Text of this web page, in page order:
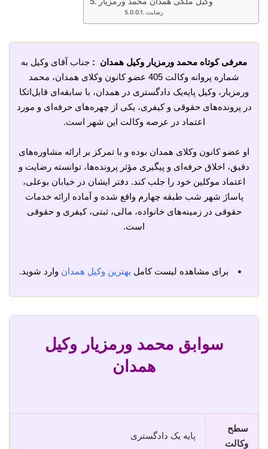
رضایت
معرفی کوتاه محمد ورمزیار وکیل همدان : جناب آقای وکیل به
شماره پروانه وکالت 405 عضو کانون وکلای همدان، محمد
ورمزیار، وکیل پایه‌یک دادگستری در همدان، با سابقه‌ای قابل‌اتکا
در پرونده‌های حقوقی و کیفری، یکی از چهره‌های حرفه‌ای و مورد
اعتماد در عرصه وکالت این شهر است.
او عضو کانون وکلای همدان بوده و با تمرکز بر ارائه مشاوره‌های
دقیق، اخلاق حرفه‌ای و پیگیری مؤثر پرونده‌ها، توانسته رضایت و
اعتماد موکلین خود را جلب کند. دفتر ایشان در خیابان بوعلی،
پاساژ شهر شب طبقه چهارم واقع شده و آماده ارائه خدمات
حقوقی در زمینه‌های خانواده، مالی، ثبتی، کیفری و حقوقی
است.
برای مشاهده لیست کامل بهترین وکیل همدان وارد شوید.
سوابق محمد ورمزیار وکیل
همدان
سطح
وکالت
پایه یک دادگستری